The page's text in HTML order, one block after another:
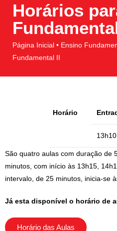
Horários
Página Inicial • Ensino
Fundamental I​I​
Horário
13h10
São quatro aulas com duração de
minutos, com início às 13h15,
intervalo, de 25 minutos, inicia-se
Já esta disponível o horário de
Horário das Aulas